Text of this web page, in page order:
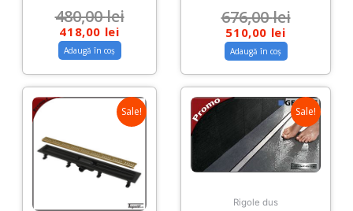
480,00lei
418,00 lei
Adaugă în coș
676,00lei
510,00 lei
Adaugă în coș
Sale! Sale!
Rigole dus